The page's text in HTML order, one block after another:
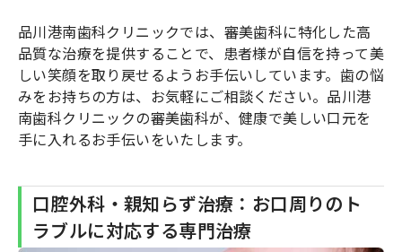
品川港南歯科クリニックでは、審美歯科に特化した高
品質な治療を提供することで、患者様が自信を持って美
しい笑顔を取り戻せるようお手伝いしています。歯の悩
みをお持ちの方は、お気軽にご相談ください。品川港
南歯科クリニックの審美歯科が、健康で美しい口元を
手に入れるお手伝いをいたします。
口腔外科・親知らず治療：お口周りのト
ラブルに対応する専門治療